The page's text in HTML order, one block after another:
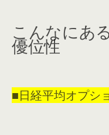
こんなにあ
優位性
■日経平均オプシ